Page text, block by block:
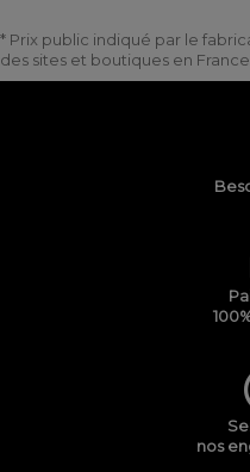
* Prix public indiqué par le
des sites et boutiques en
nos